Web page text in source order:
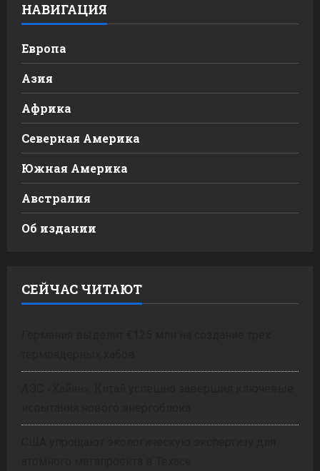
НАВИГАЦИЯ
Европа
Азия
Африка
Северная Америка
Южная Америка
Австралия
Об издании
СЕЙЧАС ЧИТАЮТ